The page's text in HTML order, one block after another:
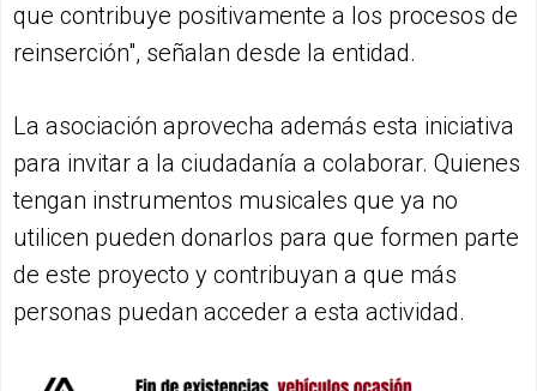
que contribuye positivamente a los procesos de
reinserción", señalan desde la entidad.
La asociación aprovecha además esta iniciativa
para invitar a la ciudadanía a colaborar. Quienes
tengan instrumentos musicales que ya no
utilicen pueden donarlos para que formen parte
de este proyecto y contribuyan a que más
personas puedan acceder a esta actividad.